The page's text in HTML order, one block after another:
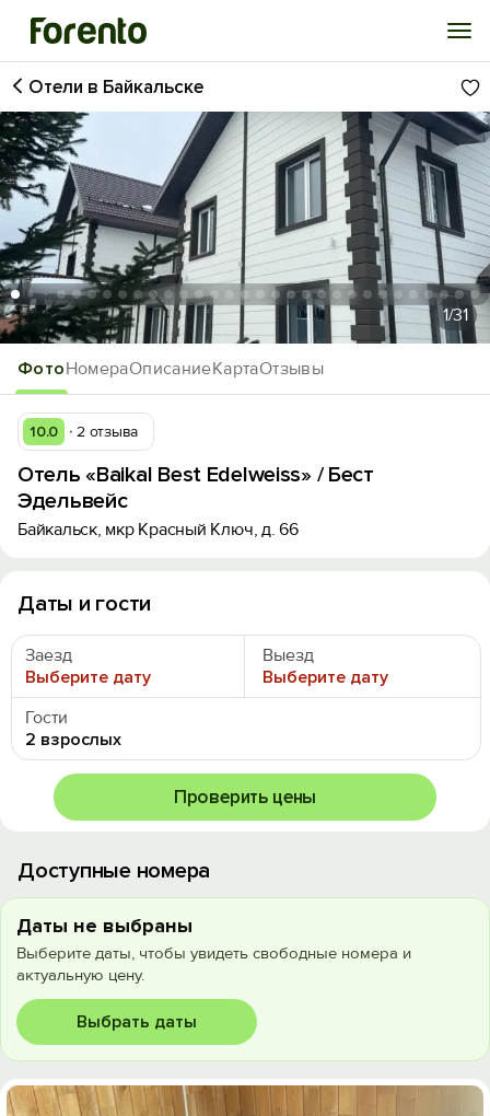
Войти
Избранное
История просмотра
Добавить свой объект
ФотоНомераОписаниеКартаОтзывы
Отели в Байкальске
1/31
10.0 2 отзыва
Отель «Baikal Best Edelweiss» / Бест
Эдельвейс
Байкальск, мкр Красный Ключ, д. 66
Даты и гости
Заезд
Выберите дату
Выезд
Выберите дату
Гости
2 взрослых
Проверить цены
Доступные номера
Даты не выбраны
Выберите даты, чтобы увидеть свободные номера и
актуальную цену.
Выбрать даты